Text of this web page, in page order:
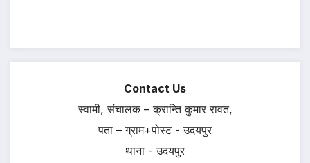
Contact Us
स्वामी, संचालक – क्रान्ति कुमार रावत,
पता – ग्राम+पोस्ट - उदयपुर
थाना - उदयपुर